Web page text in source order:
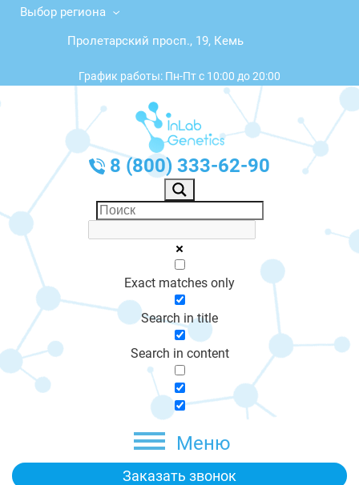
Выбор региона
Пролетарский просп., 19, Кемь
График работы: Пн-Пт с 10:00 до 20:00
8 (800) 333-62-90
Exact matches only
Search in title
Search in content
Меню
Заказать звонок